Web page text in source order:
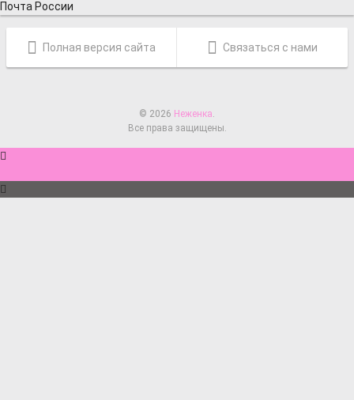
Почта России
Полная версия сайта Связаться с нами
© 2026 Неженка.
Все права защищены.